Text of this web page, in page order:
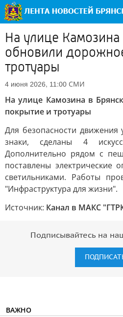
На улице
обновили
тротуары
4 июня 2026, 11:00 СМИ
На улице Камозина в
покрытие и тротуары
Для безопасности
знаки, сделаны 4
Дополнительно рядом с
поставлены электрические
светильниками. Работы
"Инфраструктура для жизни".
Источник: Канал в МАКС
Подписывайтесь на
ВАЖНО